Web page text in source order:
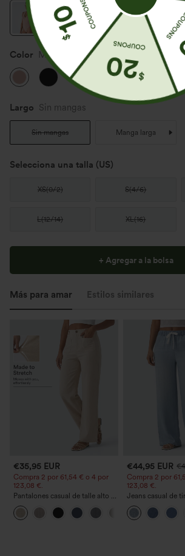
Color Misty Rose
Largo Sin mangas
Sin mangas Manga larga
Selecciona una talla (US)
XS(0/2) S(4/6)
L(12/14) XL(16)
+ Agregar a la bolsa
Más para amar Estilos similares
€35,95 EUR
Compra 2 por 61,54 € o 4 por
123,08 €.
Pantalones casual de talle alto y
pierna recta con tacto de lino y
bolsillos
€44,95 EUR
Compra 2 por
123,08 €.
Jeans casual de
cordón y bolsillos